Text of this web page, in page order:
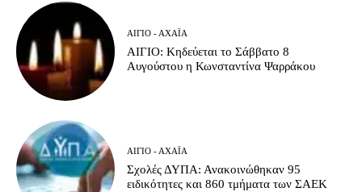
ΑΊΓΙΟ - ΑΧΑΪ́Α
ΑΙΓΙΟ: Κηδεύεται το Σάββατο 8
Αυγούστου η Κωνσταντίνα Ψαρράκου
ΑΊΓΙΟ - ΑΧΑΪ́Α
Σχολές ΔΥΠΑ: Ανακοινώθηκαν 95
ειδικότητες και 860 τμήματα των ΣΑΕΚ